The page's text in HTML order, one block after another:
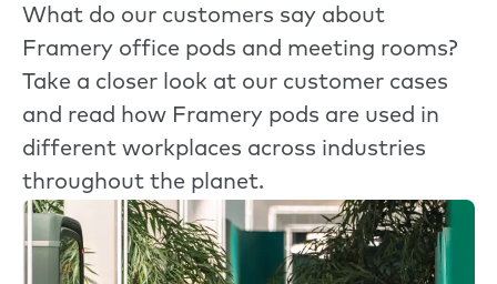
What do our customers say about
Framery office pods and meeting rooms?
Take a closer look at our customer cases
and read how Framery pods are used in
different workplaces across industries
throughout the planet.